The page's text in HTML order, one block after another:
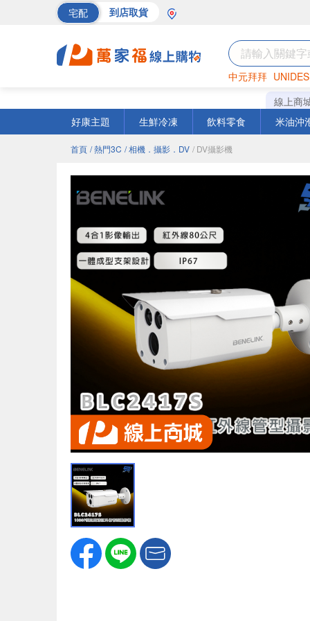
宅配 到店取貨
中元拜拜
罐頭 海苔
線上商
好康主題
生鮮冷凍 飲料零食 米油沖
首頁 / 熱門3C / 相機．攝影．DV / DV攝影機